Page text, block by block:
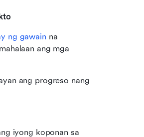
ng gawain na
ang mga
ang progreso nang
iyong koponan sa